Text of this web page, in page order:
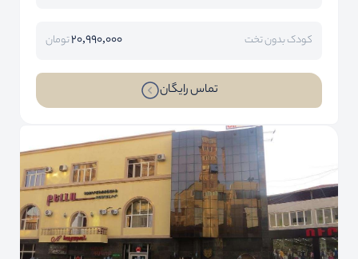
کودک بدون تخت 20,990,000تومان
تماس رایگان